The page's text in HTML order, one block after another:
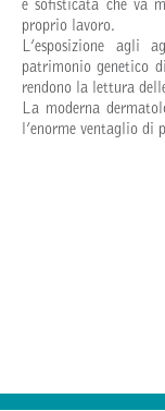
e sofisticata che va
proprio lavoro.
L’esposizione agli
patrimonio genetico
rendono la lettura
La moderna
l’enorme ventaglio di